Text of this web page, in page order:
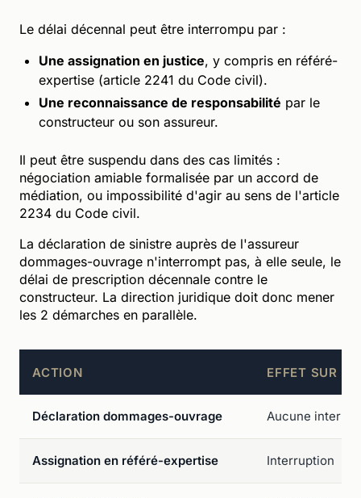
Le délai décennal peut être interrompu par :
Une assignation en justice, y compris en référé-
expertise (article 2241 du Code civil).
Une reconnaissance de responsabilité par le
constructeur ou son assureur.
Il peut être suspendu dans des cas limités :
négociation amiable formalisée par un accord de
médiation, ou impossibilité d'agir au sens de l'article
2234 du Code civil.
La déclaration de sinistre auprès de l'assureur
dommages-ouvrage n'interrompt pas, à elle seule, le
délai de prescription décennale contre le
constructeur. La direction juridique doit donc mener
les 2 démarches en parallèle.
ACTION EFFET SUR
Déclaration dommages-ouvrage Aucune
Assignation en référé-expertise Interruption